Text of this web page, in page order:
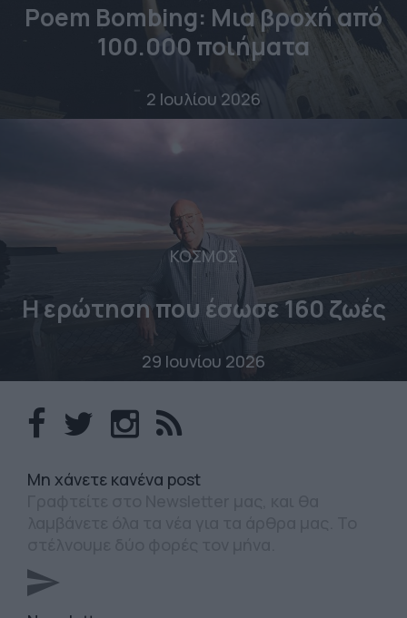
Poem Bombing: Mια βροχή από
100.000 ποιήματα
2 Ιουλίου 2026
ΚΟΣΜΟΣ
Η ερώτηση που έσωσε 160 ζωές
29 Ιουνίου 2026
Mη χάνετε κανένα post